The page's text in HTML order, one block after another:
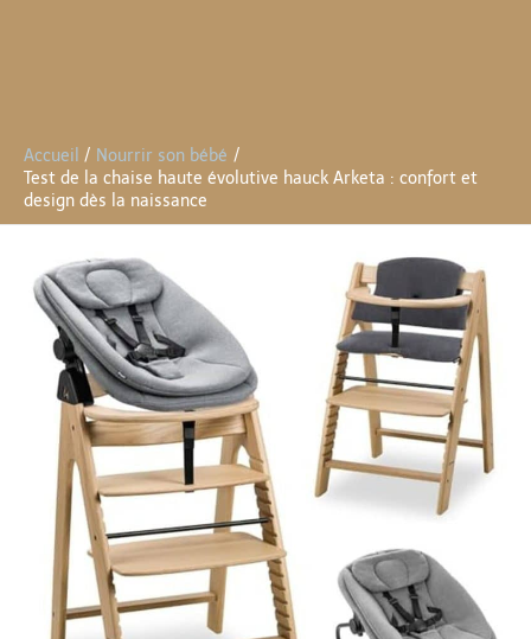
Accueil
Nourrir son bébé
Test de la chaise haute évolutive hauck Arketa : confort et
design dès la naissance